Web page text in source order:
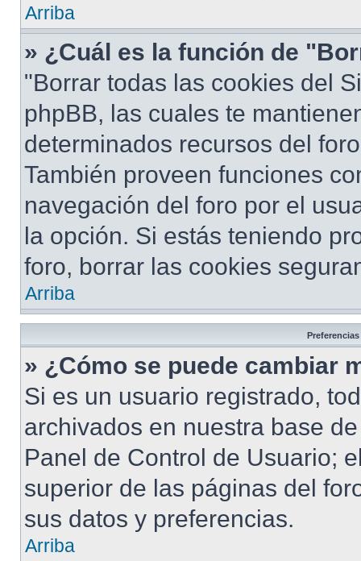
Arriba
» ¿Cuál es la función de
"Borrar todas las cookies del
phpBB, las cuales te
determinados recursos del
También proveen funciones
navegación del foro por el
la opción. Si estás teniendo
foro, borrar las cookies
Arriba
» ¿Cómo se puede cambiar
Si es un usuario registrado,
archivados en nuestra base
Panel de Control de Usuario;
superior de las páginas del
sus datos y preferencias.
Arriba